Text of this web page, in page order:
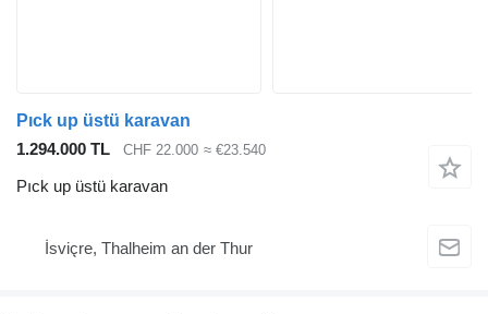
Pıck up üstü karavan
1.294.000 TL
CHF 22.000 ≈ €23.540
Pıck up üstü karavan
İsviçre, Thalheim an der Thur